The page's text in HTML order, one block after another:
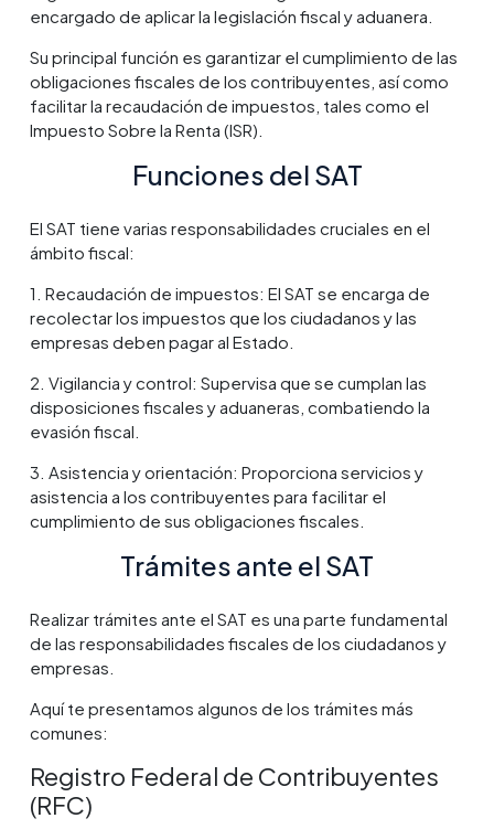
encargado de aplicar la legislación fiscal y aduanera.
Su principal función es garantizar el cumplimiento de las
obligaciones fiscales de los contribuyentes, así como
facilitar la recaudación de impuestos, tales como el
Impuesto Sobre la Renta (ISR).
Funciones del SAT
El SAT tiene varias responsabilidades cruciales en el
ámbito fiscal:
1. Recaudación de impuestos: El SAT se encarga de
recolectar los impuestos que los ciudadanos y las
empresas deben pagar al Estado.
2. Vigilancia y control: Supervisa que se cumplan las
disposiciones fiscales y aduaneras, combatiendo la
evasión fiscal.
3. Asistencia y orientación: Proporciona servicios y
asistencia a los contribuyentes para facilitar el
cumplimiento de sus obligaciones fiscales.
Trámites ante el SAT
Realizar trámites ante el SAT es una parte fundamental
de las responsabilidades fiscales de los ciudadanos y
empresas.
Aquí te presentamos algunos de los trámites más
comunes:
Registro Federal de Contribuyentes
(RFC)